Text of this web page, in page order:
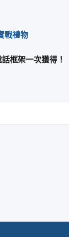
戰禮物
框架一次獲得！